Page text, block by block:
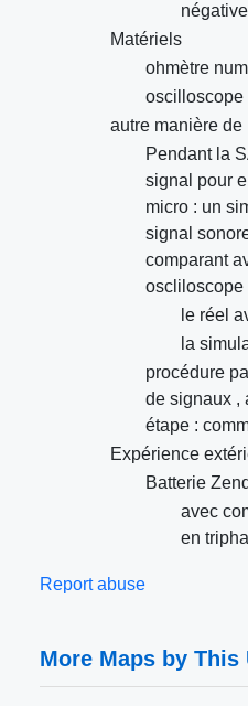
Matériels
ohmètre
oscilloscope
autre manière de
Pendant la
signal pour
micro : un
signal
comparant
oscliloscope
le réel
la
procédure
de signaux ,
étape :
Expérience
Batterie
avec
en
Report abuse
More Maps by This